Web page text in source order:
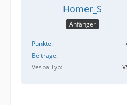
Homer_S
Anfänger
Punkte
Beiträge
Vespa Typ